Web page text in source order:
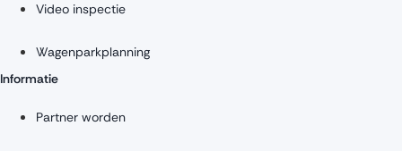
Video inspectie
Wagenparkplanning
Informatie
Partner worden